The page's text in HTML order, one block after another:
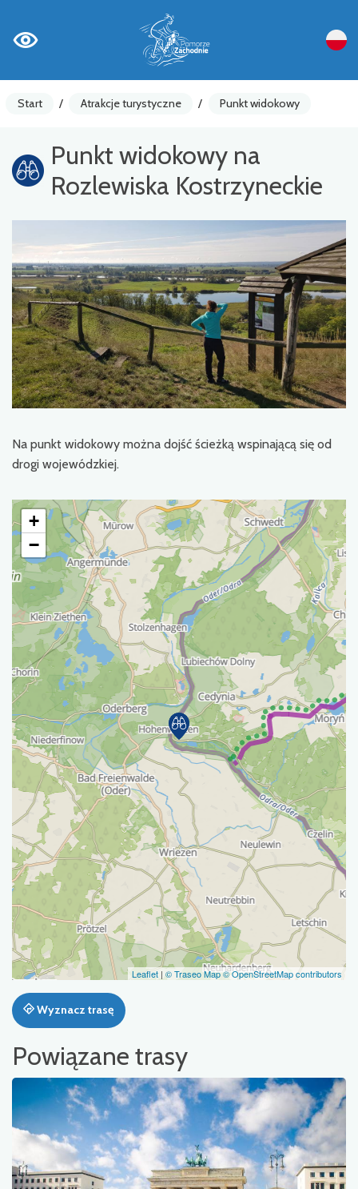
Start / Atrakcje turystyczne / Punkt widokowy
Punkt widokowy na
Rozlewiska Kostrzyneckie
Na punkt widokowy można dojść ścieżką wspinającą się od
drogi wojewódzkiej.
+
−
Leaflet | © Traseo Map© OpenStreetMap contributors
Wyznacz trasę
Powiązane trasy